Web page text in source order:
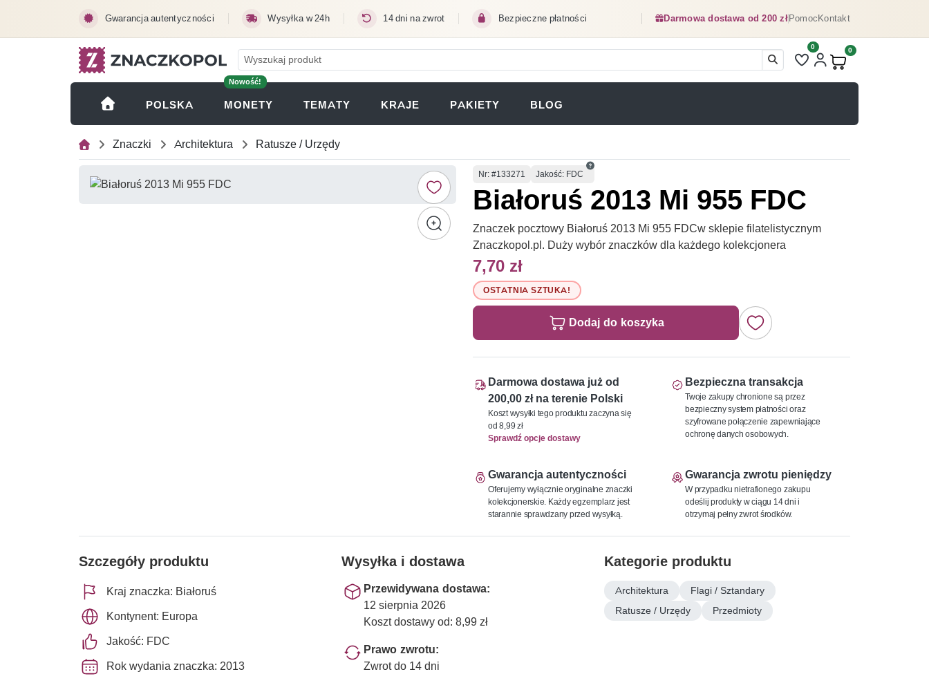
Gwarancja autentyczności Wysyłka w 24h 14 dni na zwrot Bezpieczne płatności Darmowa dostawa od 200 złPomocKontakt
Liczba pozycji na liście
0
Produkty w koszyku:
0
POLSKA
Nowość!
MONETY (OTWIERA SIĘ W NOWEJ KARCIE)
TEMATY KRAJE PAKIETY BLOG
Znaczki Architektura Ratusze / Urzędy
Numer
Nr: #133271 Jakość: FDC
Białoruś 2013 Mi 955 FDC
Znaczek pocztowy Białoruś 2013 Mi 955 FDCw sklepie filatelistycznym
Znaczkopol.pl. Duży wybór znaczków dla każdego kolekcjonera
7,70 zł
OSTATNIA SZTUKA!
Dodaj do koszyka
Darmowa dostawa już od
200,00 zł na terenie Polski
Koszt wysyłki tego produktu zaczyna się
od 8,99 zł
Sprawdź opcje dostawy
Bezpieczna transakcja
Twoje zakupy chronione są przez
bezpieczny system płatności oraz
szyfrowane połączenie zapewniające
ochronę danych osobowych.
Gwarancja autentyczności
Oferujemy wyłącznie oryginalne znaczki
kolekcjonerskie. Każdy egzemplarz jest
starannie sprawdzany przed wysyłką.
Gwarancja zwrotu pieniędzy
W przypadku nietrafionego zakupu
odeślij produkty w ciągu 14 dni i
otrzymaj pełny zwrot środków.
Szczegóły produktu
Kraj znaczka: Białoruś
Kontynent: Europa
Jakość: FDC
Rok wydania znaczka: 2013
Wysyłka i dostawa
Przewidywana dostawa:
12 sierpnia 2026
Koszt dostawy od: 8,99 zł
Prawo zwrotu:
Zwrot do 14 dni
Kategorie produktu
Architektura
Flagi / Sztandary
Ratusze / Urzędy
Przedmioty